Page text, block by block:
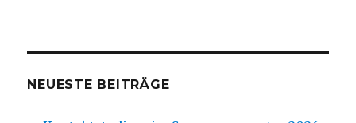
NEUESTE BEITRÄGE